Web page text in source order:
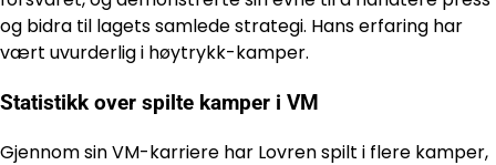
og bidra til lagets samlede strategi. Hans erfaring har
vært uvurderlig i høytrykk-kamper.
Statistikk over spilte kamper i VM
Gjennom sin VM-karriere har Lovren spilt i flere kamper,